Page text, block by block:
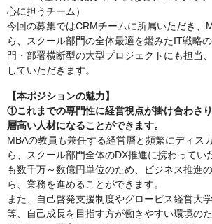
心に担うチーム）
今回の募集ではCRMチームに所属いただき、
ら、スクール部門の全体最適を鑑みたIT戦略
門・部署横断型の大型プロジェクトにも担当
していただきます。
【本ポジションの魅力】
①これまでの専門性に経営視点が掛け合わさ
層高い人材になることができます。
MBAの教員も兼任する経営層と頻繁にディス
ら、スクール部門全体のDX推進に携わってい
も数千万～数億円単位のため、ビジネス推進
ら、業務を進めることができます。
また、自己啓発支援制度やグロービス経営大
等、自己成長を目指す方が働きやすい環境の